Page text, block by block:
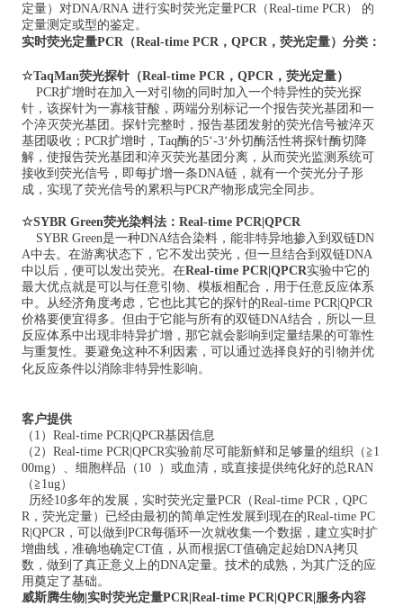
定量）对DNA/RNA 进行实时荧光定量PCR（Real-time PCR） 的
定量测定或型的鉴定。
实时荧光定量PCR（Real-time PCR ，QPCR，荧光定量） 分类：
☆TaqMan荧光探针 （Real-time PCR ，QPCR，荧光定量）
PCR扩增时在加入一对引物的同时加入一个特异性的荧光探
针，该探针为一寡核苷酸，两端分别标记一个报告荧光基团和一
个淬灭荧光基团。探针完整时，报告基团发射的荧光信号被淬灭
基团吸收；PCR扩增时，Taq酶的5‘-3‘外切酶活性将探针酶切降
解，使报告荧光基团和淬灭荧光基团分离，从而荧光监测系统可
接收到荧光信号，即每扩增一条DNA链，就有一个荧光分子形
成，实现了荧光信号的累积与PCR产物形成完全同步。
☆SYBR Green荧光染料法： Real-time PCR |QPCR
SYBR Green是一种DNA结合染料，能非特异地掺入到双链DN
A中去。在游离状态下，它不发出荧光，但一旦结合到双链DNA
中以后，便可以发出荧光。 在Real-time PCR |QPCR实验中它的
最大优点就是可以与任意引物、模板相配合，用于任意反应体系
中。从经济角度考虑，它也比其它的探针的Real-time PCR |QPCR
价格要便宜得多。但由于它能与所有的双链DNA结合，所以一旦
反应体系中出现非特异扩增，那它就会影响到定量结果的可靠性
与重复性。要避免这种不利因素，可以通过选择良好的引物并优
化反应条件以消除非特异性影响。
客户提供
（1）Real-time PCR |QPCR基因信息
（2）Real-time PCR |QPCR实验前尽可能新鲜和足够量的组织（≧1
00mg）、细胞样品（10 ）或血清，或直接提供纯化好的总RAN
（≧1ug）
历经10多年的发展，实时荧光定量PCR（Real-time PCR ，QPC
R，荧光定量）已经由最初的简单定性发展到现在的Real-time PC
R |QPCR ，可以做到PCR每循环一次就收集一个数据，建立实时扩
增曲线，准确地确定CT值，从而根据CT值确定起始DNA拷贝
数，做到了真正意义上的DNA定量。技术的成熟，为其广泛的应
用奠定了基础。
威斯腾生物 实时荧光定量PCR Real-time PCR |QPCR| 服务内容